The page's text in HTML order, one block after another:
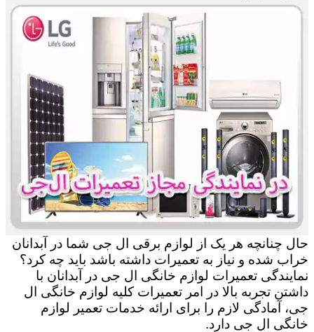
حال چنانچه هر یک از لوازم برقی ال جی شما در آبدانان
خراب شده و نیاز به تعمیرات داشته باشد باید چه کرد؟
نمایندگی تعمیرات لوازم خانگی ال جی در آبدانان با
داشتن تجربه بالا در امر تعمیرات کلیه لوازم خانگی ال
جی، آمادگی لازم را برای ارائه خدمات تعمیر لوازم
خانگی ال جی دارد.